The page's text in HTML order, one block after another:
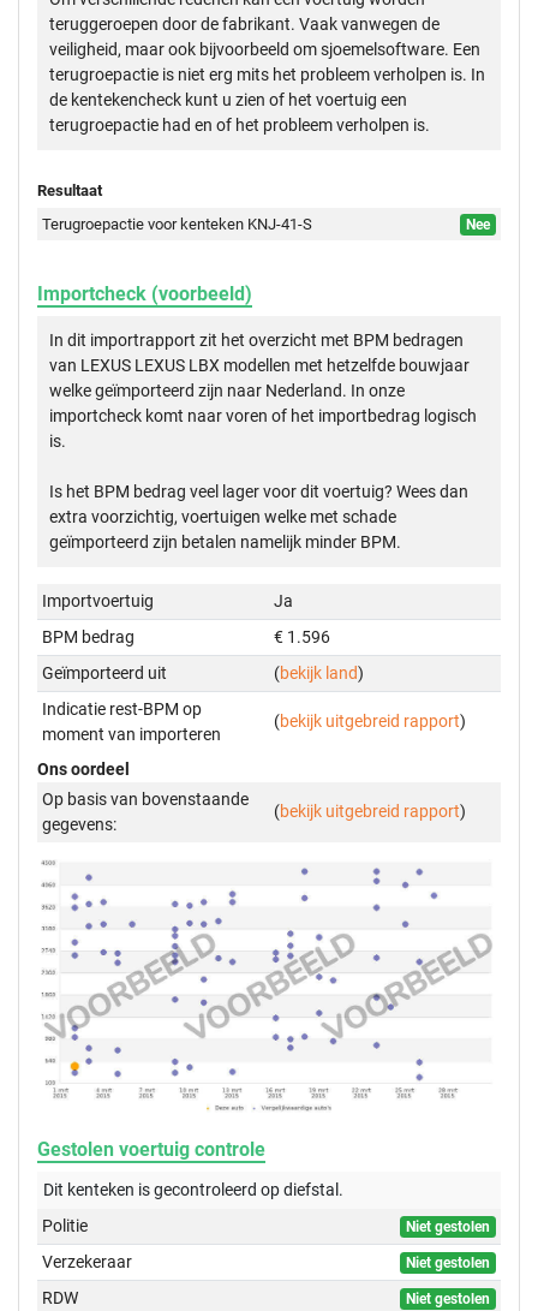
teruggeroepen door de fabrikant. Vaak vanwegen de
veiligheid, maar ook bijvoorbeeld om sjoemelsoftware. Een
terugroepactie is niet erg mits het probleem verholpen is. In
de kentekencheck kunt u zien of het voertuig een
terugroepactie had en of het probleem verholpen is.
Resultaat
Terugroepactie voor kenteken KNJ-41-S
Nee
Importcheck (voorbeeld)
In dit importrapport zit het overzicht met BPM bedragen
van LEXUS LEXUS LBX modellen met hetzelfde bouwjaar
welke geïmporteerd zijn naar Nederland. In onze
importcheck komt naar voren of het importbedrag logisch
is.
Is het BPM bedrag veel lager voor dit voertuig? Wees dan
extra voorzichtig, voertuigen welke met schade
geïmporteerd zijn betalen namelijk minder BPM.
Importvoertuig
Ja
BPM bedrag
€ 1.596
Geïmporteerd uit
(bekijk land)
Indicatie rest-BPM op
moment van importeren
(bekijk uitgebreid rapport)
Ons oordeel
Op basis van bovenstaande
gegevens:
(bekijk uitgebreid rapport)
Gestolen voertuig controle
Dit kenteken is gecontroleerd opdiefstal.
Politie
Niet gestolen
Verzekeraar Niet gestolen
RDW Niet gestolen